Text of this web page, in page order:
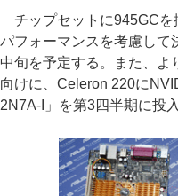
チップセットに945GCを
パフォーマンスを考慮して
中旬を予定する。また、よ
向けに、Celeron 220に
2N7A-I」を第3四半期に投入